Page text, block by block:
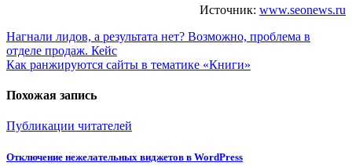
Источник: www.seonews.ru
Навигация
по
Нагнали лидов, а результата нет? Возможно, проблема в
отделе продаж. Кейс
Как ранжируются сайты в тематике «Книги»
Похожая запись
Публикации читателей
Отключение нежелательных виджетов в WordPress